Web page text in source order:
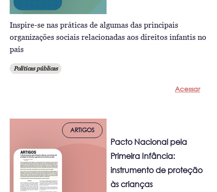
Inspire-se nas práticas de algumas das principais
organizações sociais relacionadas aos direitos infantis no
país
Políticas públicas
Acessar
ARTIGOS
Pacto Nacional pela
Primeira Infância:
instrumento de proteção
às crianças